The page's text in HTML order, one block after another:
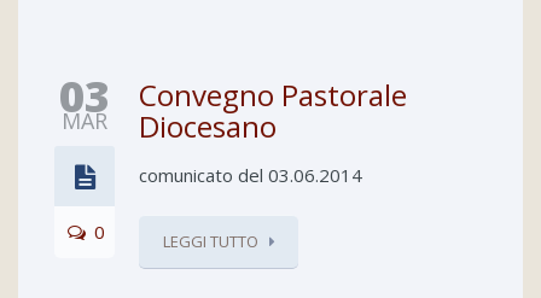
03
MAR
0
Convegno Pastorale
Diocesano
comunicato del 03.06.2014
LEGGI TUTTO